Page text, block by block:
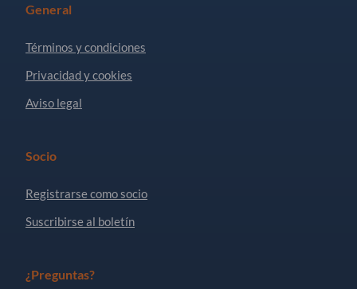
General
Términos y condiciones
Privacidad y cookies
Aviso legal
Socio
Registrarse como socio
Suscribirse al boletín
¿Preguntas?